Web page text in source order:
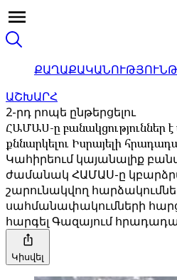
ՔԱՂԱՔԱԿԱՆՈՒԹՅՈՒՆ
ԱՇԽԱՐՀ
2-րդ րոպե ընթերցելու
ՀԱՄԱՍ-ը բանակցություններ
քննարկելու Իսրայելի
Կահիրեում կայանալիք
ժամանակ ՀԱՄԱՍ-ը
շարունակվող
սահմանափակումների
հարգել Գազայում
Կիսվել